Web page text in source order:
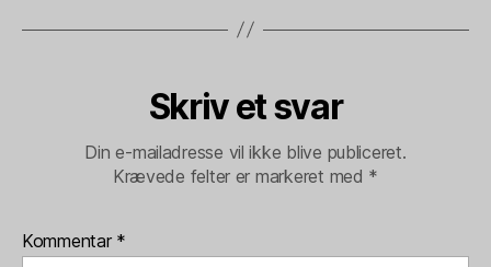
Skriv et svar
Din e-mailadresse vil ikke blive publiceret.
Krævede felter er markeret med *
Kommentar *